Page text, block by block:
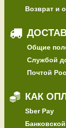
Возврат и
Общие
Службой
Почтой
КАК
Sber Pay